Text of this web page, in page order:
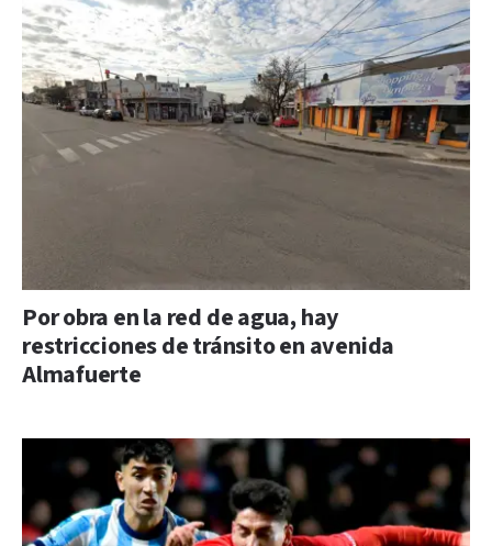
Por obra en la red de agua, hay
restricciones de tránsito en avenida
Almafuerte